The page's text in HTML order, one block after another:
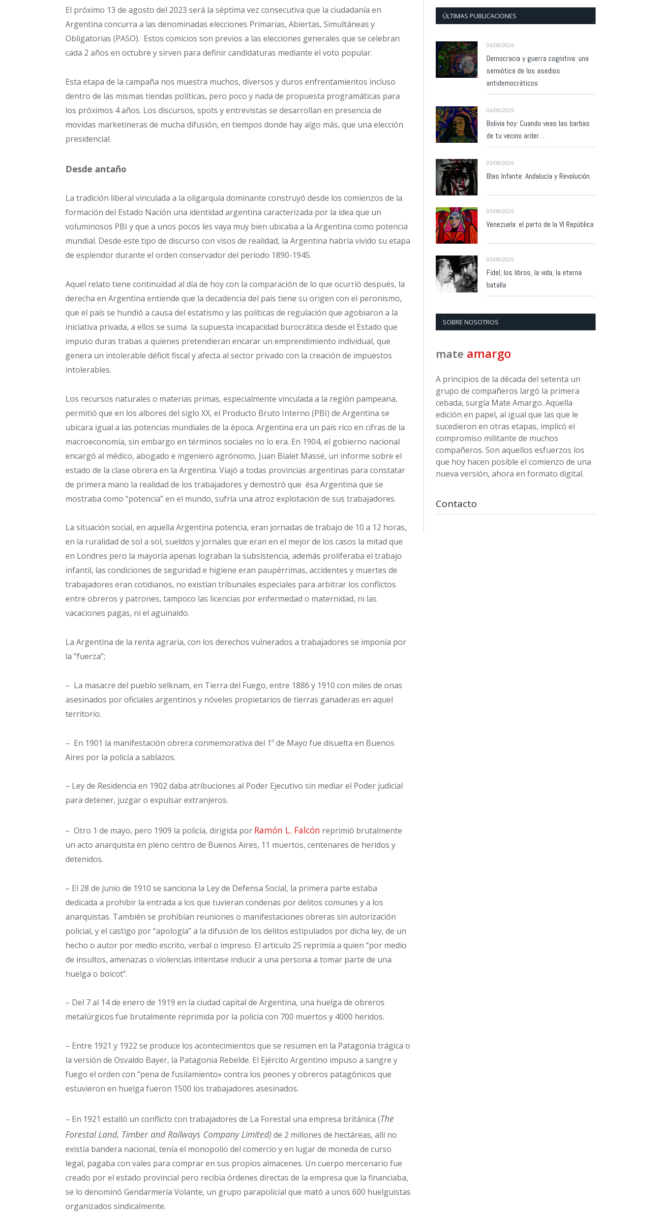
El próximo 13 de agosto del 2023 será la séptima vez consecutiva que la ciudadanía en
Argentina concurra a las denominadas elecciones Primarias, Abiertas, Simultáneas y
Obligatorias (PASO). Estos comicios son previos a las elecciones generales que se celebran
cada 2 años en octubre y sirven para definir candidaturas mediante el voto popular.
Esta etapa de la campaña nos muestra muchos, diversos y duros enfrentamientos incluso
dentro de las mismas tiendas políticas, pero poco y nada de propuesta programáticas para
los próximos 4 años. Los discursos, spots y entrevistas se desarrollan en presencia de
movidas marketineras de mucha difusión, en tiempos donde hay algo más, que una elección
presidencial.
Desde antaño
La tradición liberal vinculada a la oligarquía dominante construyó desde los comienzos de la
formación del Estado Nación una identidad argentina caracterizada por la idea que un
voluminosos PBI y que a unos pocos les vaya muy bien ubicaba a la Argentina como potencia
mundial. Desde este tipo de discurso con visos de realidad, la Argentina habría vivido su etapa
de esplendor durante el orden conservador del período 1890-1945.
Aquel relato tiene continuidad al día de hoy con la comparación de lo que ocurrió después, la
derecha en Argentina entiende que la decadencia del país tiene su origen con el peronismo,
que el país se hundió a causa del estatismo y las políticas de regulación que agobiaron a la
iniciativa privada, a ellos se suma la supuesta incapacidad burocrática desde el Estado que
impuso duras trabas a quienes pretendieran encarar un emprendimiento individual, que
genera un intolerable déficit fiscal y afecta al sector privado con la creación de impuestos
intolerables.
Los recursos naturales o materias primas, especialmente vinculada a la región pampeana,
permitió que en los albores del siglo XX, el Producto Bruto Interno (PBI) de Argentina se
ubicara igual a las potencias mundiales de la época. Argentina era un país rico en cifras de la
macroeconomía, sin embargo en términos sociales no lo era. En 1904, el gobierno nacional
encargó al médico, abogado e ingeniero agrónomo, Juan Bialet Massé, un informe sobre el
estado de la clase obrera en la Argentina. Viajó a todas provincias argentinas para constatar
de primera mano la realidad de los trabajadores y demostró que ésa Argentina que se
mostraba como “potencia” en el mundo, sufría una atroz explotación de sus trabajadores.
La situación social, en aquella Argentina potencia, eran jornadas de trabajo de 10 a 12 horas,
en la ruralidad de sol a sol, sueldos y jornales que eran en el mejor de los casos la mitad que
en Londres pero la mayoría apenas lograban la subsistencia, además proliferaba el trabajo
infantil, las condiciones de seguridad e higiene eran paupérrimas, accidentes y muertes de
trabajadores eran cotidianos, no existían tribunales especiales para arbitrar los conflictos
entre obreros y patrones, tampoco las licencias por enfermedad o maternidad, ni las
vacaciones pagas, ni el aguinaldo.
La Argentina de la renta agraria, con los derechos vulnerados a trabajadores se imponía por
la “fuerza”;
– La masacre del pueblo selknam, en Tierra del Fuego, entre 1886 y 1910 con miles de onas
asesinados por oficiales argentinos y nóveles propietarios de tierras ganaderas en aquel
territorio.
– En 1901 la manifestación obrera conmemorativa del 1º de Mayo fue disuelta en Buenos
Aires por la policía a sablazos.
– Ley de Residencia en 1902 daba atribuciones al Poder Ejecutivo sin mediar el Poder judicial
para detener, juzgar o expulsar extranjeros.
– Otro 1 de mayo, pero 1909 la policía, dirigida por Ramón L. Falcón reprimió brutalmente
un acto anarquista en pleno centro de Buenos Aires, 11 muertos, centenares de heridos y
detenidos.
– El 28 de junio de 1910 se sanciona la Ley de Defensa Social, la primera parte estaba
dedicada a prohibir la entrada a los que tuvieran condenas por delitos comunes y a los
anarquistas. También se prohibían reuniones o manifestaciones obreras sin autorización
policial, y el castigo por “apología” a la difusión de los delitos estipulados por dicha ley, de un
hecho o autor por medio escrito, verbal o impreso. El artículo 25 reprimía a quien “por medio
de insultos, amenazas o violencias intentase inducir a una persona a tomar parte de una
huelga o boicot”.
– Del 7 al 14 de enero de 1919 en la ciudad capital de Argentina, una huelga de obreros
metalúrgicos fue brutalmente reprimida por la policía con 700 muertos y 4000 heridos.
– Entre 1921 y 1922 se produce los acontecimientos que se resumen en la Patagonia trágica o
la versión de Osvaldo Bayer, la Patagonia Rebelde. El Ejército Argentino impuso a sangre y
fuego el orden con “pena de fusilamiento» contra los peones y obreros patagónicos que
estuvieron en huelga fueron 1500 los trabajadores asesinados.
– En 1921 estalló un conflicto con trabajadores de La Forestal una empresa británica (The
Forestal Land, Timber and Railways Company Limited)de 2 millones de hectáreas, allí no
existía bandera nacional, tenía el monopolio del comercio y en lugar de moneda de curso
legal, pagaba con vales para comprar en sus propios almacenes. Un cuerpo mercenario fue
creado por el estado provincial pero recibía órdenes directas de la empresa que la financiaba,
se lo denominó Gendarmería Volante, un grupo parapolicial que mató a unos 600 huelguistas
organizados sindicalmente.
ÚLTIMAS PUBLICACIONES
06/08/2026
Democracia y guerra cognitiva: una
semiótica de los asedios
antidemocráticos
06/08/2026
Bolivia hoy: Cuando veas las barbas
de tu vecino arder…
05/08/2026
Blas Infante: Andalucía y Revolución.
05/08/2026
Venezuela: el parto de la VI República
05/08/2026
Fidel, los libros, la vida, la eterna
batalla
SOBRE NOSOTROS
mate amargo
A principios de la década del setenta un
grupo de compañeros largó la primera
cebada, surgía Mate Amargo. Aquella
edición en papel, al igual que las que le
sucedieron en otras etapas, implicó el
compromiso militante de muchos
compañeros. Son aquellos esfuerzos los
que hoy hacen posible el comienzo de una
nueva versión, ahora en formato digital.
Contacto